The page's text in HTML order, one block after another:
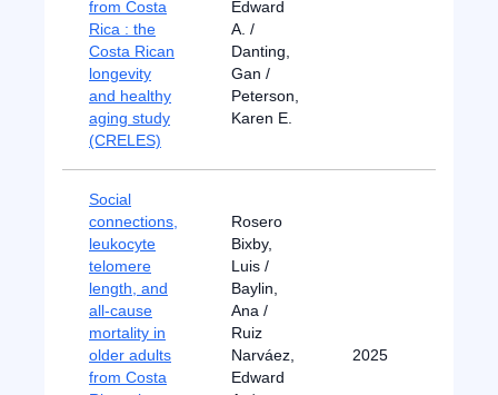
from Costa
Rica : the
Costa Rican
longevity
and healthy
aging study
(CRELES)
Edward
A. /
Danting,
Gan /
Peterson,
Karen E.
Social
connections,
leukocyte
telomere
length, and
all-cause
mortality in
older adults
from Costa
Rosero
Bixby,
Luis /
Baylin,
Ana /
Ruiz
Narváez,
Edward
2025